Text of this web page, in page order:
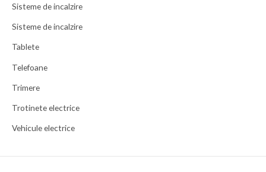
Sisteme de incalzire
Sisteme de incalzire
Tablete
Telefoane
Trimere
Trotinete electrice
Vehicule electrice